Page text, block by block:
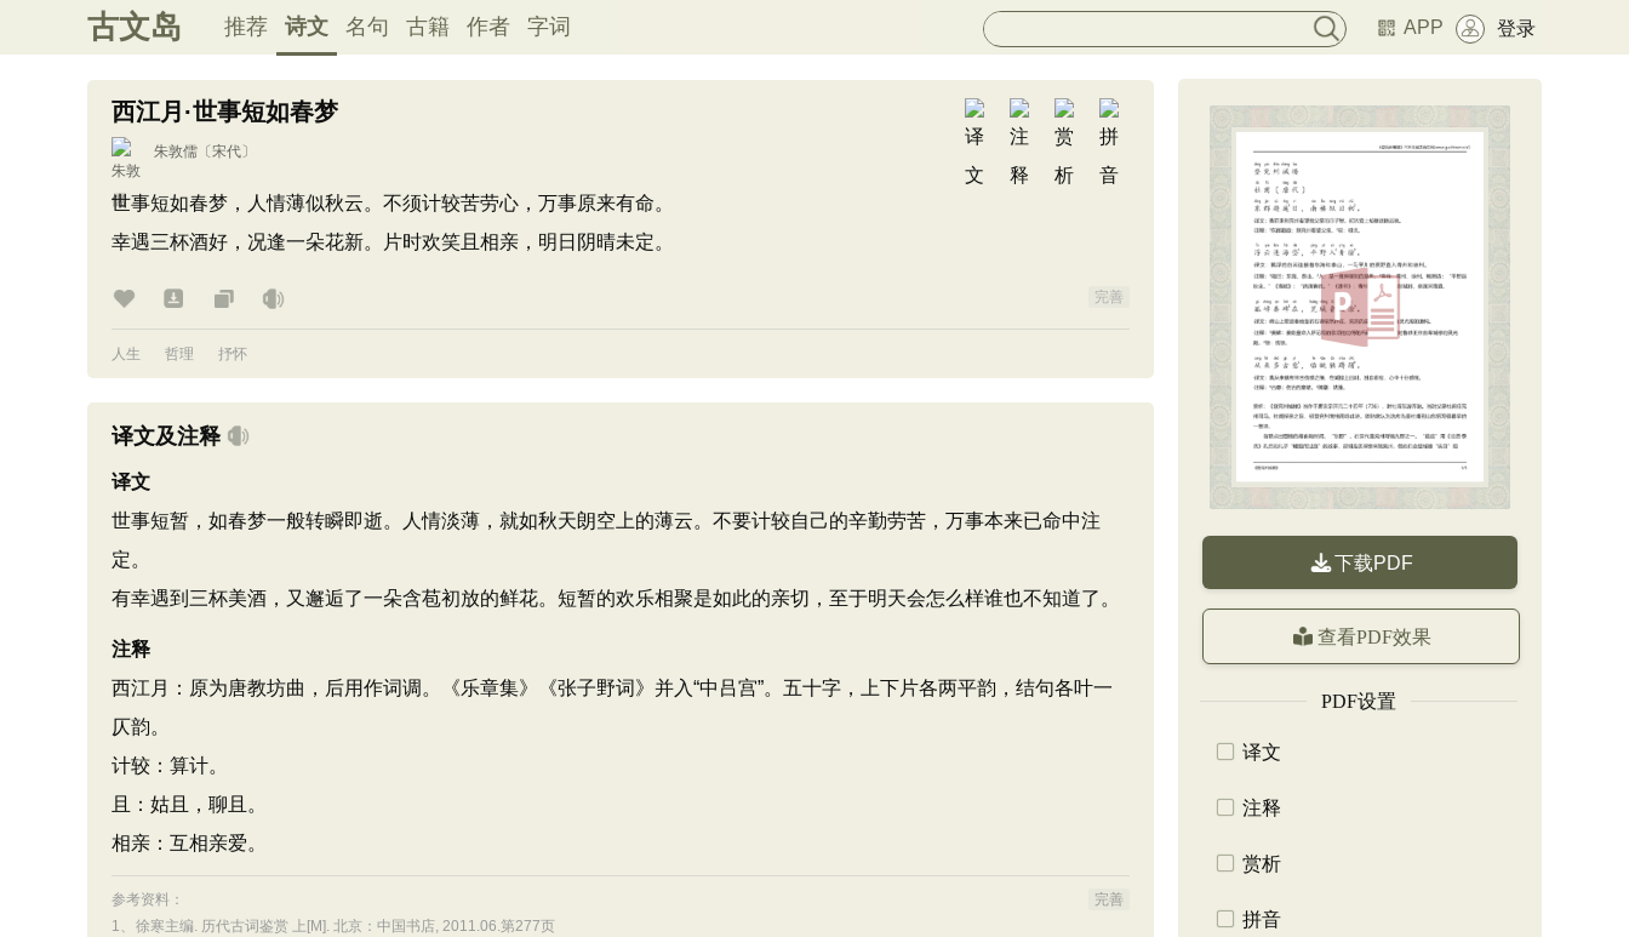
古文岛 推荐 诗文 名句 古籍 作者 字词 APP 登录
西江月·世事短如春梦
朱敦儒 〔宋代〕
世事短如春梦，人情薄似秋云。不须计较苦劳心，万事原来有命。
幸遇三杯酒好，况逢一朵花新。片时欢笑且相亲，明日阴晴未定。
完善
人生 哲理 抒怀
译文及注释
译文
世事短暂，如春梦一般转瞬即逝。人情淡薄，就如秋天朗空上的薄云。不要计较自己的辛勤劳苦，万事本来已命中注
定。
有幸遇到三杯美酒，又邂逅了一朵含苞初放的鲜花。短暂的欢乐相聚是如此的亲切，至于明天会怎么样谁也不知道了。
注释
西江月：原为唐教坊曲，后用作词调。《乐章集》《张子野词》并入“中吕宫”。五十字，上下片各两平韵，结句各叶一
仄韵。
计较：算计。
且：姑且，聊且。
相亲：互相亲爱。
参考资料：
完善
1、 徐寒主编. 历代古词鉴赏 上[M]. 北京：中国书店, 2011.06.第277页
下载PDF
查看PDF效果
PDF设置
译文
注释
赏析
拼音